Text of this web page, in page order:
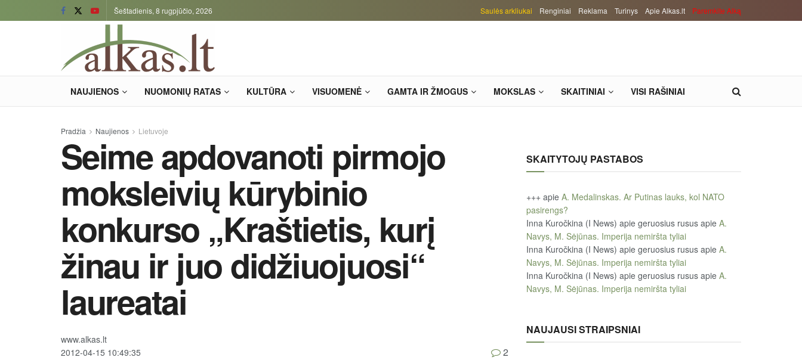
Šeštadienis, 8 rugpjūčio, 2026 Saulės arkliukai Renginiai Reklama Turinys Apie Alkas.lt Paremkite Alką
NAUJIENOS NUOMONIŲ RATAS KULTŪRA VISUOMENĖ GAMTA IR ŽMOGUS MOKSLAS SKAITINIAI VISI RAŠINIAI
Pradžia Naujienos Lietuvoje
Seime apdovanoti pirmojo
moksleivių kūrybinio
konkurso „Kraštietis, kurį
žinau ir juo didžiuojuosi“
laureatai
www.alkas.lt
2012-04-15 10:49:35
2
SKAITYTOJŲ PASTABOS
+++ apie A. Medalinskas. Ar Putinas lauks, kol NATO
pasirengs?
Inna Kuročkina (I News) apie geruosius rusus apie A.
Navys, M. Sėjūnas. Imperija nemiršta tyliai
Inna Kuročkina (I News) apie geruosius rusus apie A.
Navys, M. Sėjūnas. Imperija nemiršta tyliai
Inna Kuročkina (I News) apie geruosius rusus apie A.
Navys, M. Sėjūnas. Imperija nemiršta tyliai
NAUJAUSI STRAIPSNIAI